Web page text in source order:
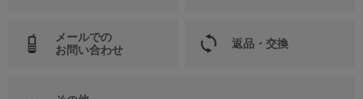
メールでの
お問い合わせ
返品・交換